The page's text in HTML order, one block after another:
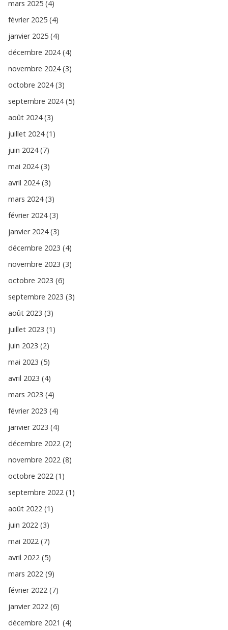
mars 2025 (4)
février 2025 (4)
janvier 2025 (4)
décembre 2024 (4)
novembre 2024 (3)
octobre 2024 (3)
septembre 2024 (5)
août 2024 (3)
juillet 2024 (1)
juin 2024 (7)
mai 2024 (3)
avril 2024 (3)
mars 2024 (3)
février 2024 (3)
janvier 2024 (3)
décembre 2023 (4)
novembre 2023 (3)
octobre 2023 (6)
septembre 2023 (3)
août 2023 (3)
juillet 2023 (1)
juin 2023 (2)
mai 2023 (5)
avril 2023 (4)
mars 2023 (4)
février 2023 (4)
janvier 2023 (4)
décembre 2022 (2)
novembre 2022 (8)
octobre 2022 (1)
septembre 2022 (1)
août 2022 (1)
juin 2022 (3)
mai 2022 (7)
avril 2022 (5)
mars 2022 (9)
février 2022 (7)
janvier 2022 (6)
décembre 2021 (4)